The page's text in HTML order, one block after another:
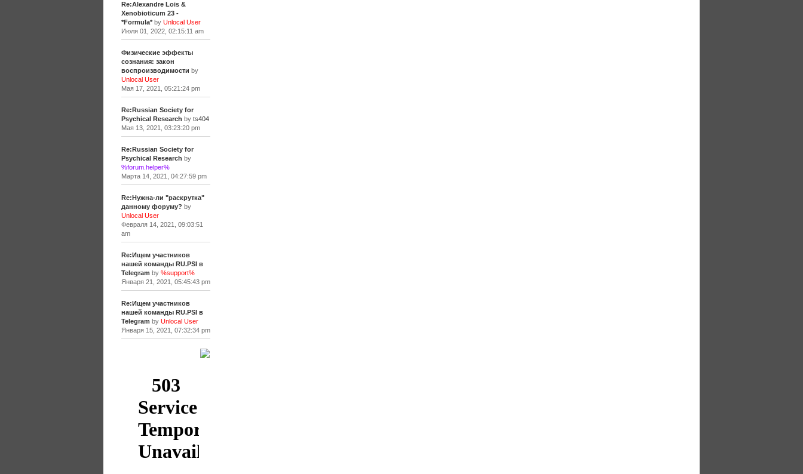
Re:Alexandre Lois &
Xenobioticum 23 -
*Formula*by Unlocal User
Июля 01, 2022, 02:15:11 am
Физические эффекты
сознания: закон
воспроизводимости by
Unlocal User
Мая 17, 2021, 05:21:24 pm
Re:Russian Society for
Psychical Research by ts404
Мая 13, 2021, 03:23:20 pm
Re:Russian Society for
Psychical Research by
%forum.helper%
Марта 14, 2021, 04:27:59 pm
Re:Нужна-ли "раскрутка"
данному форуму? by
Unlocal User
Февраля 14, 2021, 09:03:51
am
Re:Ищем участников
нашей команды RU.PSI в
Telegram by %support%
Января 21, 2021, 05:45:43 pm
Re:Ищем участников
нашей команды RU.PSI в
Telegram by Unlocal User
Января 15, 2021, 07:32:34 pm